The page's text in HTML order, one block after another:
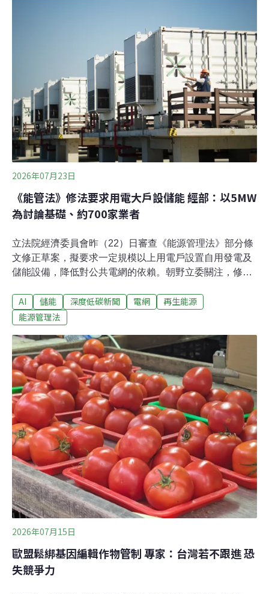
2030年前完成選商總統府昨（23）日舉辦第八次氣候變遷
對策委員會，報告未來離岸風電規劃。總統賴清德表示，
台灣至本月已安裝508座離岸風機，總裝置容量累計達
4.9GW、排名全球第五；去年發電量更首度突破100億
度。未來不僅要讓離岸風電穩健發展，也要完善產業供應
鏈、人才培育，並落實環評，確保穩定推進能源轉型。經
濟部昨日下午同步發布新聞稿宣布「2026年至2039年離岸
風電中長程推動計畫」。經濟部次長賴建信在委員會中報
告指出，已與國
2026年07月23日
《能管法》修法要求用電大戶設儲能 經部：以5MW
為討論基礎、約700家業者
立法院經濟委員會昨（22）日審查《能源管理法》部分條
文修正草案，擬要求一定規模以上用電戶設置自用發電及
儲能設備，降低對公共電網的依賴。朝野立委關注，修法
少自用發電及儲能。經濟部長龔明鑫表示，初步規劃將以
5MW作為討論基礎，約涵蓋700家業者，但仍須與各界協
法院2019年修訂《再生能源發展條例》，訂出「用電大
戶」條款：契約容量達5MW以上的企業，須在5年內設置
契約容量10%的再生能源裝置容量，並給予5年緩衝期。
經濟部今（2026）年提出《能源管理法》修正草案，更進
一步要求半導體、資料中心等產業提升能源自給能力、降
低對電網的依賴，已於5月獲行政院核定。
AI 儲能 深度低碳新聞 電網
再生能源
能源管理法
2026年07月15日
歐盟鬆綁基因編輯作物管制 專家：台灣若不跟進 恐
失競爭力